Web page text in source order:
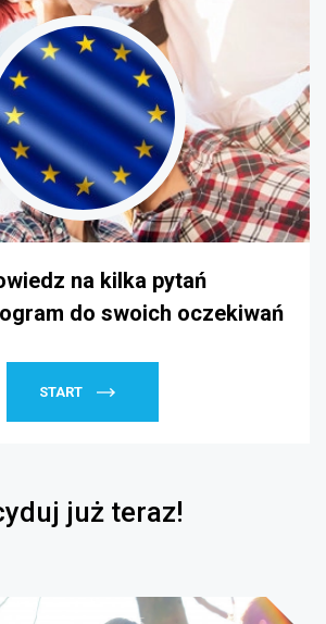
na kilka pytań
do swoich oczekiwań
START
już teraz!